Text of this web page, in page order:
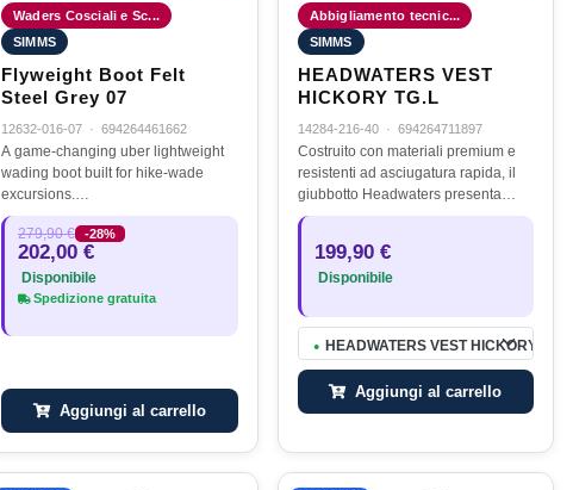
Waders Cosciali e Sc...
SIMMS
Flyweight Boot Felt
Steel Grey 07
12632-016-07 · 694264461662
A game-changing uber lightweight
wading boot built for hike-wade
excursions.…
279,90 € -28%
202,00 €
Disponibile
Spedizione gratuita
Aggiungi al carrello
Abbigliamento tecnic...
SIMMS
HEADWATERS VEST
HICKORY TG.L
14284-216-40 · 694264711897
Costruito con materiali premium e
resistenti ad asciugatura rapida, il
giubbotto Headwaters presenta
un'imbottitura in rete distanziante
per un comfort aggiuntivo…
199,90 €
Disponibile
● HEADWATERS VEST HICKORY TG.L
Aggiungi al carrello